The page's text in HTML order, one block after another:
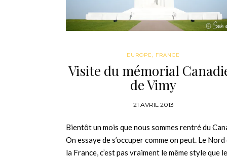
EUROPE, FRANCE
Visite du mémorial
de Vimy
21 AVRIL 2013
Bientôt un mois que nous sommes rentré du
On essaye de s’occuper comme on peut. Le Nord
la France, c’est pas vraiment le même style que le